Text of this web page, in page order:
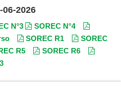
06-2026
N°3
SOREC N°4
SOREC R1
SOREC
R5
SOREC R6